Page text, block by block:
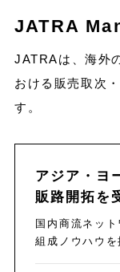
JATRA
JATRAは、海外
おける販売取次
す。
アジア・ヨ
販路開拓を
国内商流ネット
組成ノウハウを